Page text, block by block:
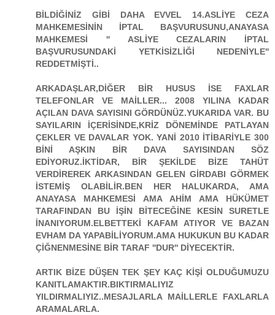
BİLDİĞİNİZ GİBİ DAHA EVVEL 14.ASLİYE CEZA
MAHKEMESİNİN İPTAL BAŞVURUSUNU,ANAYASA
MAHKEMESİ '' ASLİYE CEZALARIN İPTAL
BAŞVURUSUNDAKİ YETKİSİZLİĞİ NEDENİYLE''
REDDETMİŞTİ..
ARKADAŞLAR,DİĞER BİR HUSUS İSE FAXLAR
TELEFONLAR VE MAİLLER... 2008 YILINA KADAR
AÇILAN DAVA SAYISINI GÖRDÜNÜZ.YUKARIDA VAR. BU
SAYILARIN İÇERİSİNDE,KRİZ DÖNEMİNDE PATLAYAN
ÇEKLER VE DAVALAR YOK. YANİ 2010 İTİBARİYLE 300
BİNİ AŞKIN BİR DAVA SAYISINDAN SÖZ
EDİYORUZ.İKTİDAR, BİR ŞEKİLDE BİZE TAHÜT
VERDİREREK ARKASINDAN GELEN GİRDABI GÖRMEK
İSTEMİŞ OLABİLİR.BEN HER HALUKARDA, AMA
ANAYASA MAHKEMESİ AMA AHİM AMA HÜKÜMET
TARAFINDAN BU İŞİN BİTECEĞİNE KESİN SURETLE
İNANIYORUM.ELBETTEKİ KAFAM ATIYOR VE BAZAN
EVHAM DA YAPABİLİYORUM.AMA HUKUKUN BU KADAR
ÇİĞNENMESİNE BİR TARAF ''DUR'' DİYECEKTİR.
ARTIK BİZE DÜŞEN TEK ŞEY KAÇ KİŞİ OLDUĞUMUZU
KANITLAMAKTIR.BIKTIRMALIYIZ
YILDIRMALIYIZ..MESAJLARLA MAİLLERLE FAXLARLA
ARAMALARLA.